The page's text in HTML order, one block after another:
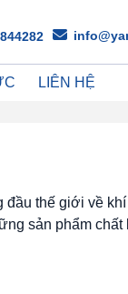
LIÊN HỆ
thế giới về
sản phẩm